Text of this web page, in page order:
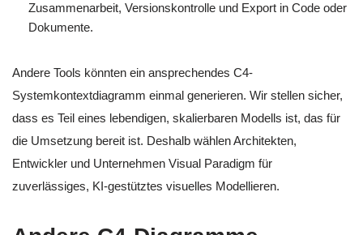
Zusammenarbeit, Versionskontrolle und Export in Code oder
Dokumente.
Andere Tools könnten ein ansprechendes C4-
Systemkontextdiagramm einmal generieren. Wir stellen sicher,
dass es Teil eines lebendigen, skalierbaren Modells ist, das für
die Umsetzung bereit ist. Deshalb wählen Architekten,
Entwickler und Unternehmen Visual Paradigm für
zuverlässiges, KI-gestütztes visuelles Modellieren.